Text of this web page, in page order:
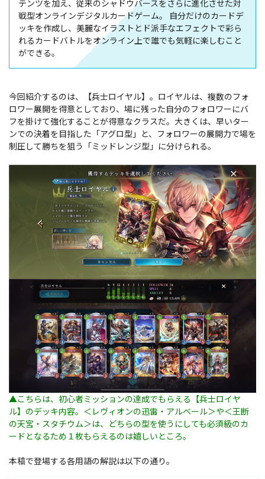
テンツを加え、従来のシャドウバースをさらに進化させた対
戦型オンラインデジタルカードゲーム。 自分だけのカードデ
ッキを作成し、美麗なイラストとド派手なエフェクトで彩ら
れるカードバトルをオンライン上で誰でも気軽に楽しむこと
ができる。
今回紹介するのは、【兵士ロイヤル】。ロイヤルは、複数のフォ
ロワー展開を得意としており、場に残った自分のフォロワーにバ
フを掛けて強化することが得意なクラスだ。大きくは、早いター
ンでの決着を目指した「アグロ型」と、フォロワーの展開力で場を
制圧して勝ちを狙う「ミッドレンジ型」に分けられる。
▲こちらは、初心者ミッションの達成でもらえる【兵士ロイヤ
ル】のデッキ内容。＜レヴィオンの迅雷・アルベール＞や＜王断
の天宮・スタチウム＞は、どちらの型を使うにしても必須級のカ
ードとなるため１枚もらえるのは嬉しいところ。
本稿で登場する各用語の解説は以下の通り。